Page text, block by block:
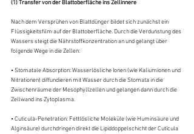
(1) Transfer von der Blattoberfläche ins Zellinnere
Nach dem Versprühen von Blattdünger bildet sich zunächst ein
Flüssigkeitsfilm auf der Blattoberfläche. Durch die Verdunstung des
Wassers steigt die Nährstoffkonzentration an und gelangt über
folgende Wege in die Zellen:
• Stomatale Absorption: Wasserlösliche Ionen (wie Kaliumionen und
Nitrationen) diffundieren mit Wasser durch die Stomata in die
Zwischenräume der Mesophyllzellen und gelangen dann durch die
Zellwand ins Zytoplasma.
• Cuticula-Penetration: Fettlösliche Moleküle (wie Huminsäure und
Alginsäure) durchdringen direkt die Lipiddoppelschicht der Cuticula